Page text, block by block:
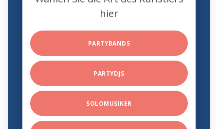
hier
PARTYBANDS
PARTYDJS
SOLOMUSIKER